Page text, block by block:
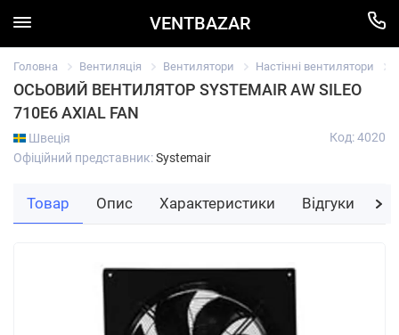
VENTBAZAR
Головна Вентиляція Вентилятори Настінні вентилятори
ОСЬОВИЙ ВЕНТИЛЯТОР SYSTEMAIR AW SILEO
710E6 AXIAL FAN
Швеція
Офіційний представник:Systemair
Код: 4020
Товар Опис Характеристики Відгуки